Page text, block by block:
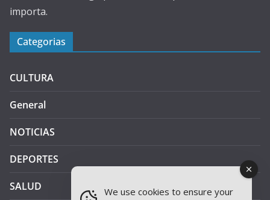
importa.
Categorias
CULTURA
General
NOTICIAS
DEPORTES
SALUD We use cookies to ensure your